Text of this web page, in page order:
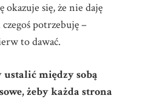
okazuje się, że nie daję
potrzebuję –
to dawać.
między sobą
żeby każda strona